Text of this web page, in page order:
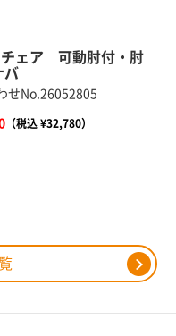
チェア 可動肘付・肘
バ
せNo.26052805
（税込 ¥32,780）